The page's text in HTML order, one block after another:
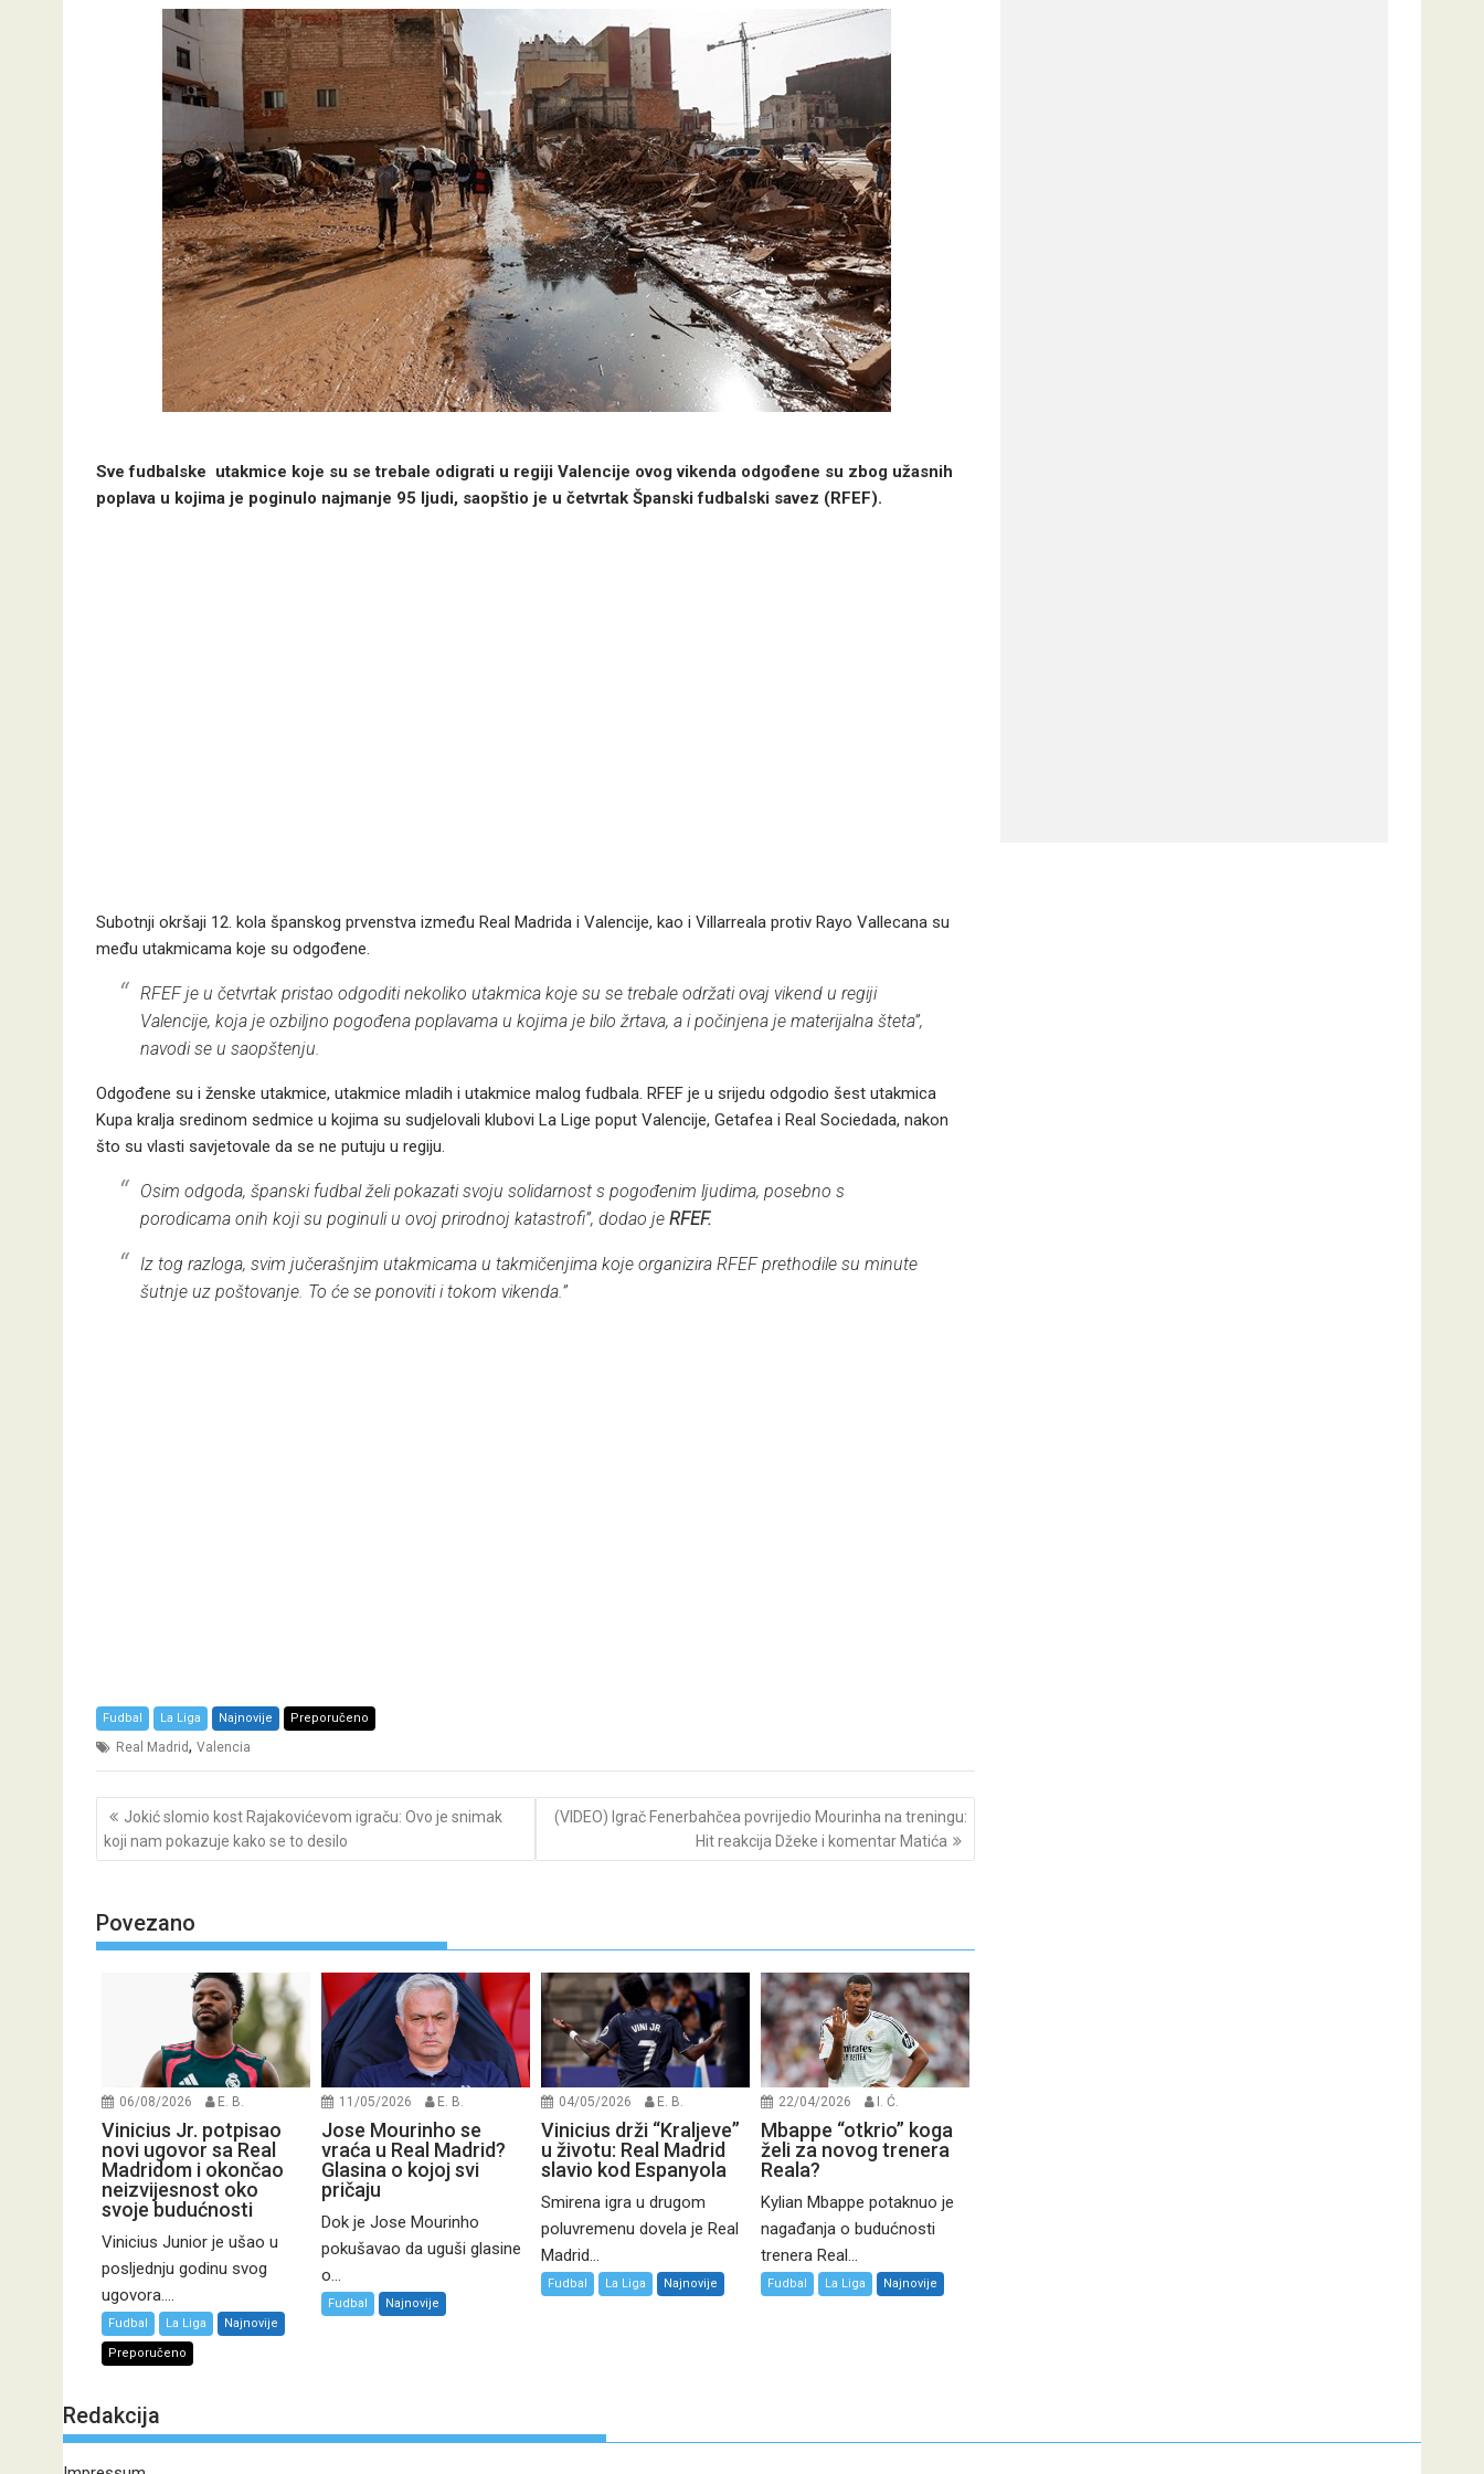
Sve fudbalske utakmice koje su se trebale odigrati u regiji Valencije ovog vikenda odgođene su zbog užasnih
poplava u kojima je poginulo najmanje 95 ljudi, saopštio je u četvrtak Španski fudbalski savez (RFEF).
Subotnji okršaji 12. kola španskog prvenstva između Real Madrida i Valencije, kao i Villarreala protiv Rayo Vallecana su
među utakmicama koje su odgođene.
RFEF je u četvrtak pristao odgoditi nekoliko utakmica koje su se trebale održati ovaj vikend u regiji
Valencije, koja je ozbiljno pogođena poplavama u kojima je bilo žrtava, a i počinjena je materijalna šteta”,
navodi se u saopštenju.
Odgođene su i ženske utakmice, utakmice mladih i utakmice malog fudbala. RFEF je u srijedu odgodio šest utakmica
Kupa kralja sredinom sedmice u kojima su sudjelovali klubovi La Lige poput Valencije, Getafea i Real Sociedada, nakon
što su vlasti savjetovale da se ne putuju u regiju.
Osim odgoda, španski fudbal želi pokazati svoju solidarnost s pogođenim ljudima, posebno s
porodicama onih koji su poginuli u ovoj prirodnoj katastrofi”, dodao je RFEF.
Iz tog razloga, svim jučerašnjim utakmicama u takmičenjima koje organizira RFEF prethodile su minute
šutnje uz poštovanje. To će se ponoviti i tokom vikenda.”
Fudbal La Liga Najnovije Preporučeno
Real Madrid, Valencia
Post
navigation
Jokić slomio kost Rajakovićevom igraču: Ovo je snimak
koji nam pokazuje kako se to desilo
(VIDEO) Igrač Fenerbahčea povrijedio Mourinha na treningu:
Hit reakcija Džeke i komentar Matića
Povezano
06/08/2026 E. B.
Vinicius Jr. potpisao
novi ugovor sa Real
Madridom i okončao
neizvijesnost oko
svoje budućnosti
Vinicius Junior je ušao u
posljednju godinu svog
ugovora....
Fudbal La Liga Najnovije
Preporučeno
11/05/2026 E. B.
Jose Mourinho se
vraća u Real Madrid?
Glasina o kojoj svi
pričaju
Dok je Jose Mourinho
pokušavao da uguši glasine
o...
Fudbal Najnovije
04/05/2026 E. B.
Vinicius drži “Kraljeve”
u životu: Real Madrid
slavio kod Espanyola
Smirena igra u drugom
poluvremenu dovela je Real
Madrid...
Fudbal La Liga Najnovije
22/04/2026 I. Ć.
Mbappe “otkrio” koga
želi za novog trenera
Reala?
Kylian Mbappe potaknuo je
nagađanja o budućnosti
trenera Real...
Fudbal La Liga Najnovije
Redakcija